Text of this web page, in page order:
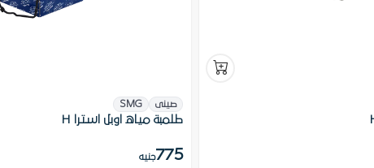
صينى SMG
طلمبة مياه اوبل استرا H
775جنيه